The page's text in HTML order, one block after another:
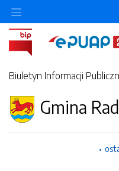
Biuletyn Informacji
Gmina